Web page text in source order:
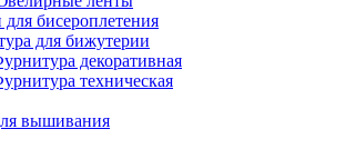
бисероплетения
для бижутерии
декоративная
техническая
вышивания